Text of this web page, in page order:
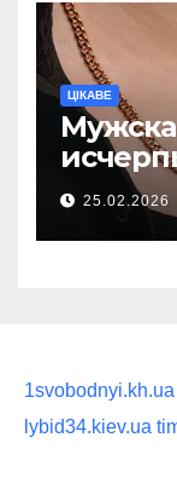
ЦІКАВЕ
25.02.2026
1svobodnyi.kh.ua
lybid34.kiev.ua